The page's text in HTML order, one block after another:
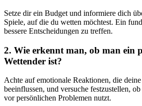
Setze dir ein Budget und informiere dich
Spiele, auf die du wetten möchtest. Ein
bessere Entscheidungen zu treffen.
2. Wie erkennt man, ob man ein
Wettender ist?
Achte auf emotionale Reaktionen, die
beeinflussen, und versuche festzustellen,
vor persönlichen Problemen nutzt.